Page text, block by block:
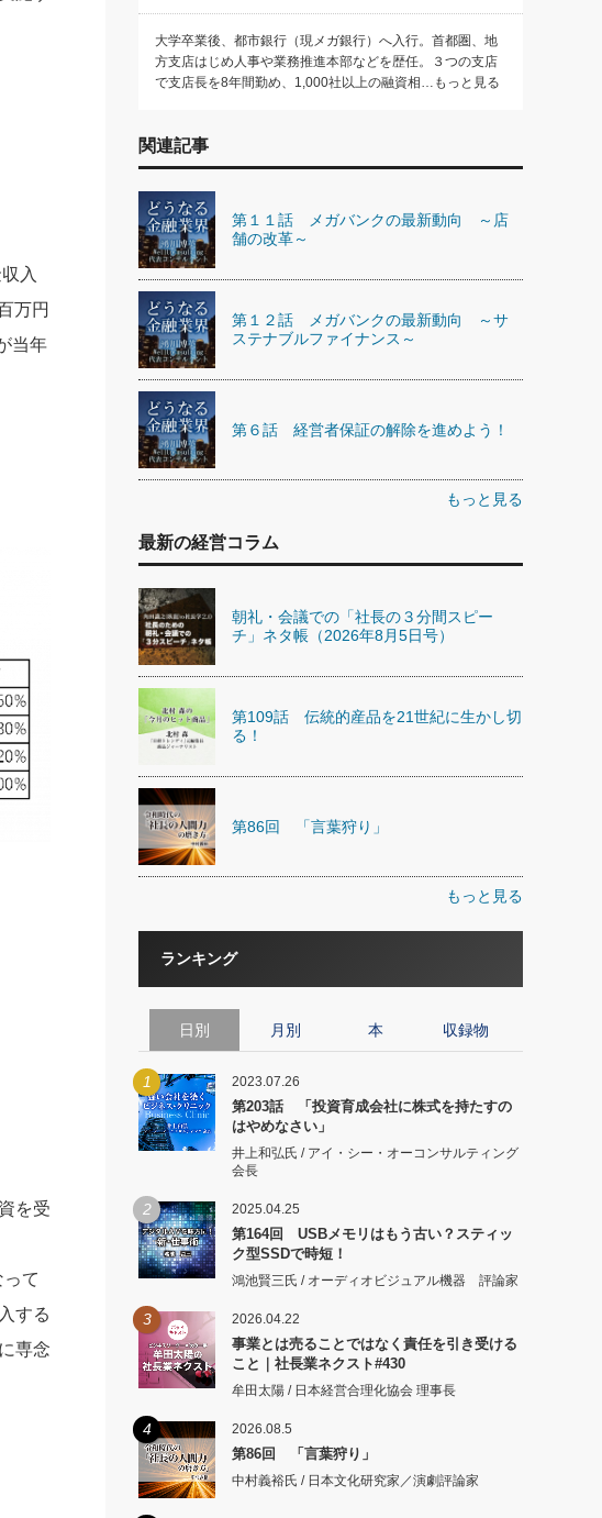
入
万円
当年
を受
て
する
専念
大学卒業後、都市銀行（現メガ銀行）へ入行。首都圏、地
方支店はじめ人事や業務推進本部などを歴任。３つの支店
で支店長を8年間勤め、1,000社以上の融資相…もっと見る
関連記事
第１１話 メガバンクの最新動向 ～店
舗の改革～
第１２話 メガバンクの最新動向 ～サ
ステナブルファイナンス～
第６話 経営者保証の解除を進めよう！
もっと見る
最新の経営コラム
朝礼・会議での「社長の３分間スピー
チ」ネタ帳（2026年8月5日号）
第109話 伝統的産品を21世紀に生かし切
る！
第86回 「言葉狩り」
もっと見る
ランキング
日別 月別 本 収録物
1 2023.07.26
第203話 「投資育成会社に株式を持たすの
はやめなさい」
井上和弘氏 / アイ・シー・オーコンサルティング
会長
2 2025.04.25
第164回 USBメモリはもう古い？スティッ
ク型SSDで時短！
鴻池賢三氏 / オーディオビジュアル機器 評論家
3 2026.04.22
事業とは売ることではなく責任を引き受ける
こと｜社長業ネクスト#430
牟田太陽 / 日本経営合理化協会 理事長
4 2026.08.5
第86回 「言葉狩り」
中村義裕氏 / 日本文化研究家／演劇評論家